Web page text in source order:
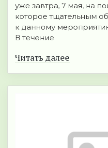
уже завтра, 7 мая, на
которое тщательным
к данному
В течение
Читать далее